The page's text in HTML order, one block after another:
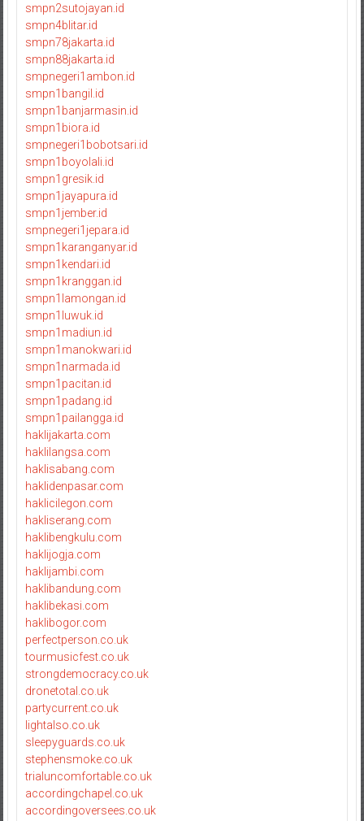
smpn2sutojayan.id
smpn4blitar.id
smpn78jakarta.id
smpn88jakarta.id
smpnegeri1ambon.id
smpn1bangil.id
smpn1banjarmasin.id
smpn1biora.id
smpnegeri1bobotsari.id
smpn1boyolali.id
smpn1gresik.id
smpn1jayapura.id
smpn1jember.id
smpnegeri1jepara.id
smpn1karanganyar.id
smpn1kendari.id
smpn1kranggan.id
smpn1lamongan.id
smpn1luwuk.id
smpn1madiun.id
smpn1manokwari.id
smpn1narmada.id
smpn1pacitan.id
smpn1padang.id
smpn1pailangga.id
haklijakarta.com
haklilangsa.com
haklisabang.com
haklidenpasar.com
haklicilegon.com
hakliserang.com
haklibengkulu.com
haklijogja.com
haklijambi.com
haklibandung.com
haklibekasi.com
haklibogor.com
perfectperson.co.uk
tourmusicfest.co.uk
strongdemocracy.co.uk
dronetotal.co.uk
partycurrent.co.uk
lightalso.co.uk
sleepyguards.co.uk
stephensmoke.co.uk
trialuncomfortable.co.uk
accordingchapel.co.uk
accordingoversees.co.uk